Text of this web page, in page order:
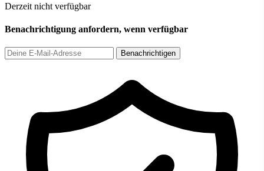
Derzeit nicht verfügbar
Benachrichtigung anfordern, wenn verfügbar
Benachrichtigen